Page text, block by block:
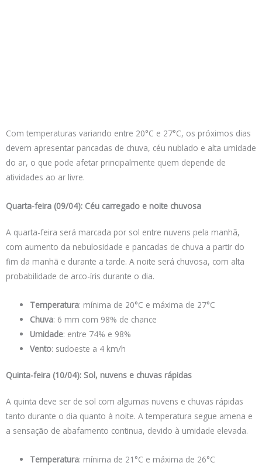
Com temperaturas variando entre 20°C e 27°C, os próximos dias
devem apresentar pancadas de chuva, céu nublado e alta umidade
do ar, o que pode afetar principalmente quem depende de
atividades ao ar livre.
Quarta-feira (09/04): Céu carregado e noite chuvosa
A quarta-feira será marcada por sol entre nuvens pela manhã,
com aumento da nebulosidade e pancadas de chuva a partir do
fim da manhã e durante a tarde. A noite será chuvosa, com alta
probabilidade de arco-íris durante o dia.
Temperatura: mínima de 20°C e máxima de 27°C
Chuva: 6 mm com 98% de chance
Umidade: entre 74% e 98%
Vento: sudoeste a 4 km/h
Quinta-feira (10/04): Sol, nuvens e chuvas rápidas
A quinta deve ser de sol com algumas nuvens e chuvas rápidas
tanto durante o dia quanto à noite. A temperatura segue amena e
a sensação de abafamento continua, devido à umidade elevada.
Temperatura: mínima de 21°C e máxima de 26°C